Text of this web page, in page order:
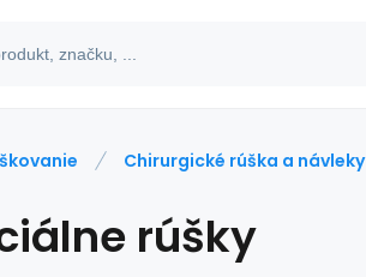
Chirurgické rúška a návleky
rúšky